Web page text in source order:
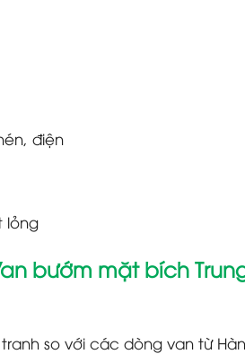
điện
lỏng
bướm mặt bích
so với các dòng van từ